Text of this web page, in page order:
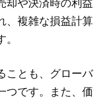
、複雑な損益計算
ことも、グローバ
つです。また、価